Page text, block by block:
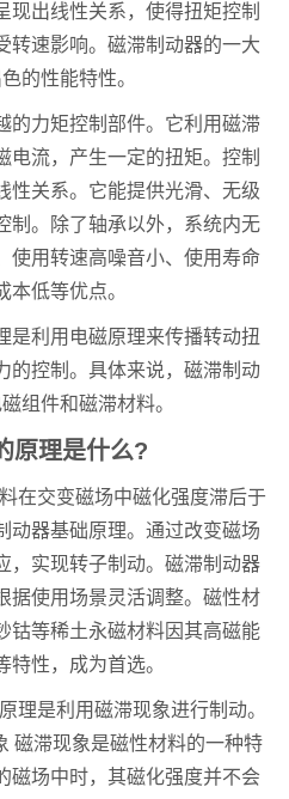
现出线性关系，使得扭矩控制
转速影响。磁滞制动器的一大
的性能特性。
的力矩控制部件。它利用磁滞
电流，产生一定的扭矩。控制
性关系。它能提供光滑、无级
制。除了轴承以外，系统内无
使用转速高噪音小、使用寿命
本低等优点。
是利用电磁原理来传播转动扭
的控制。具体来说，磁滞制动
组件和磁滞材料。
原理是什么?
在交变磁场中磁化强度滞后于
动器基础原理。通过改变磁场
，实现转子制动。磁滞制动器
据使用场景灵活调整。磁性材
钴等稀土永磁材料因其高磁能
特性，成为首选。
理是利用磁滞现象进行制动。
磁滞现象是磁性材料的一种特
磁场中时，其磁化强度并不会